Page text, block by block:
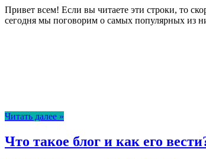
Привет всем! Если вы читаете эти строки, то
сегодня мы поговорим о самых популярных из
Читать далее »
Что такое блог и как его